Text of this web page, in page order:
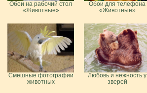
Обои на рабочий стол
«Животные»
Обои для телефона
«Животные»
Смешные фотографии
животных
Любовь и нежность у
зверей